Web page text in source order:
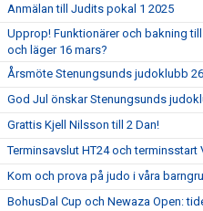
Anmälan till Judits pokal 1 2025
Upprop! Funktionärer och bakning till
och läger 16 mars?
Årsmöte Stenungsunds judoklubb
God Jul önskar Stenungsunds
Grattis Kjell Nilsson till 2 Dan!
Terminsavslut HT24 och terminsstart
Kom och prova på judo i våra
BohusDal Cup och Newaza Open: